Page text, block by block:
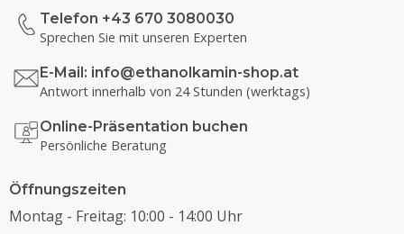
Telefon +43 670 3080030
Sprechen Sie mit unseren Experten
E-Mail: info@ethanolkamin-shop.at
Antwort innerhalb von 24 Stunden (werktags)
Online-Präsentation buchen
Persönliche Beratung
Öffnungszeiten
Montag - Freitag: 10:00 - 14:00 Uhr